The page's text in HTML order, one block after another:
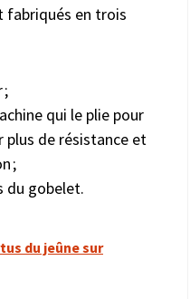
fabriqués en trois
;
qui le plie pour
de résistance et
;
du gobelet.
du jeûne sur